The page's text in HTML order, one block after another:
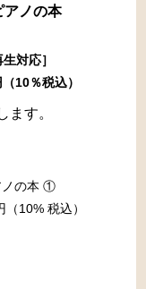
アノの本
対応］
10％税込）
す。
ノの本 ①
10% 税込）